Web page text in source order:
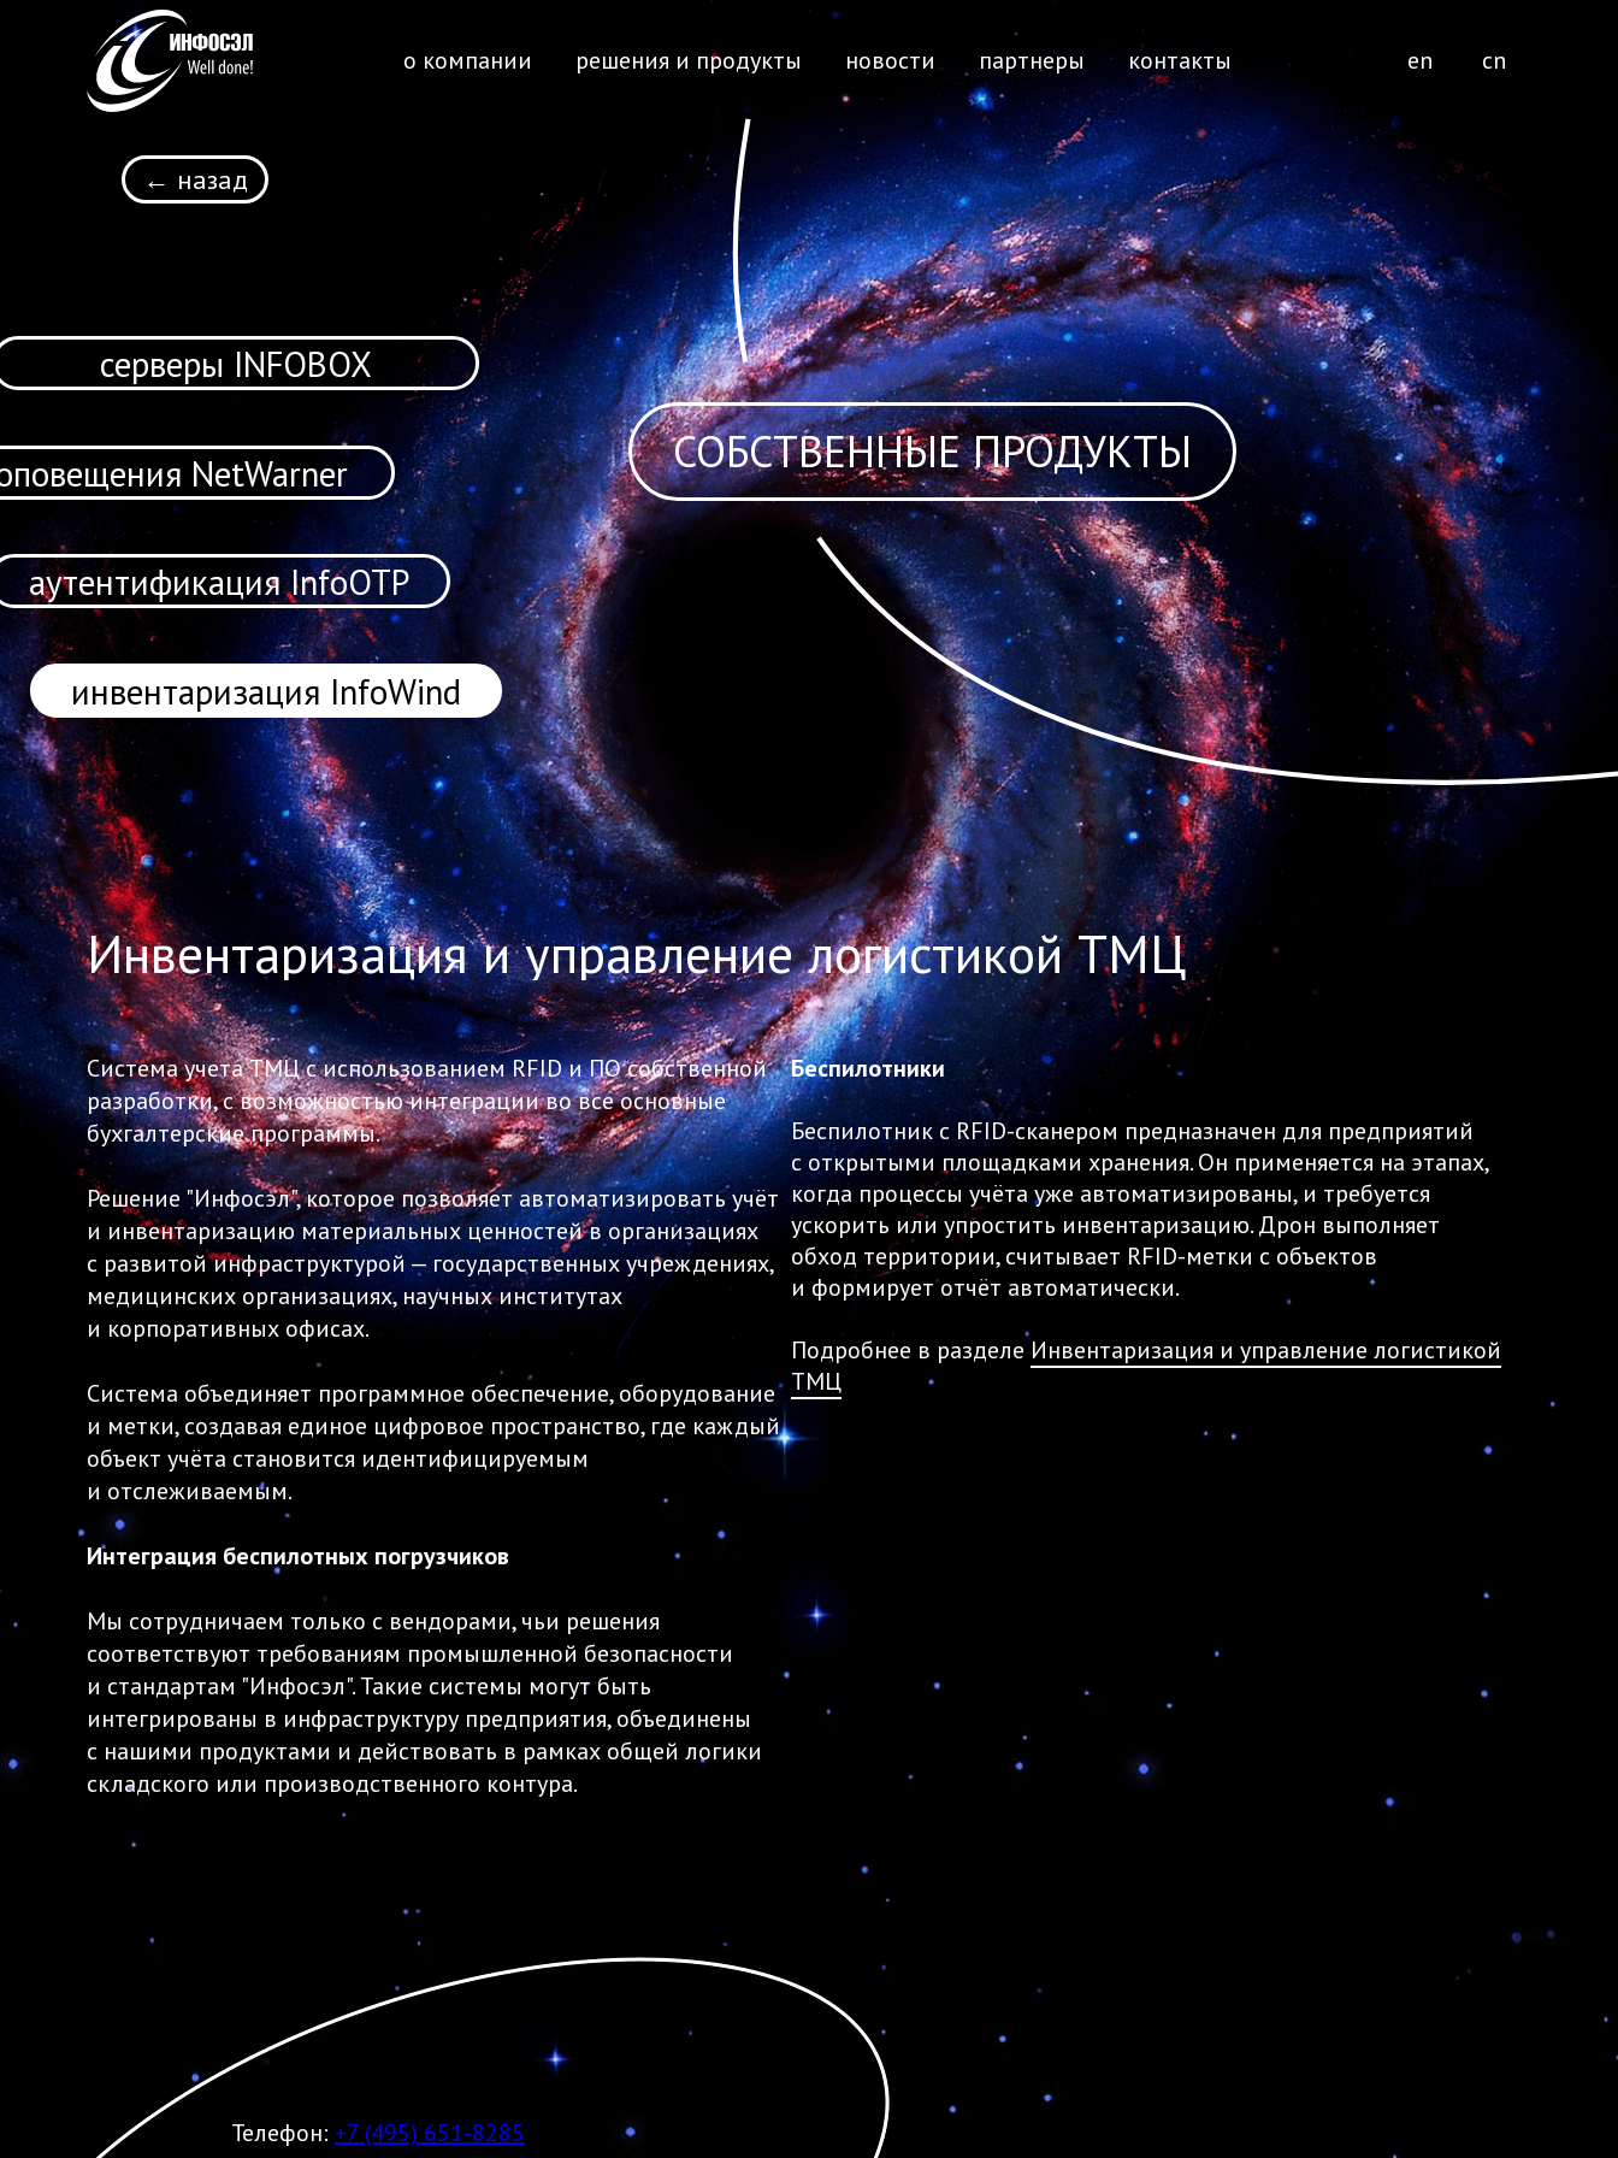
о компании решения и продукты новости партнеры контакты en cn
СОБСТВЕННЫЕ ПРОДУКТЫ
инвентаризация InfoWind
NetWarner
аутентификация InfoOTP
серверы INFOBOX
← назад
Инвентаризация и управление логистикой ТМЦ
Система учета ТМЦ с использованием RFID и ПО собственной
разработки, с возможностью интеграции во все основные
бухгалтерские программы.
Решение "Инфосэл", которое позволяет автоматизировать учёт
и инвентаризацию материальных ценностей в организациях
с развитой инфраструктурой — государственных учреждениях,
медицинских организациях, научных институтах
и корпоративных офисах.
Система объединяет программное обеспечение, оборудование
и метки, создавая единое цифровое пространство, где каждый
объект учёта становится идентифицируемым
и отслеживаемым.
Интеграция беспилотных погрузчиков
Мы сотрудничаем только с вендорами, чьи решения
соответствуют требованиям промышленной безопасности
и стандартам "Инфосэл". Такие системы могут быть
интегрированы в инфраструктуру предприятия, объединены
с нашими продуктами и действовать в рамках общей логики
складского или производственного контура.
Беспилотники
Беспилотник с RFID-сканером предназначен для предприятий
с открытыми площадками хранения. Он применяется на этапах,
когда процессы учёта уже автоматизированы, и требуется
ускорить или упростить инвентаризацию. Дрон выполняет
обход территории, считывает RFID-метки с объектов
и формирует отчёт автоматически.
Подробнее в разделе Инвентаризация и управление логистикой
ТМЦ
Телефон: +7 (495) 651-8285